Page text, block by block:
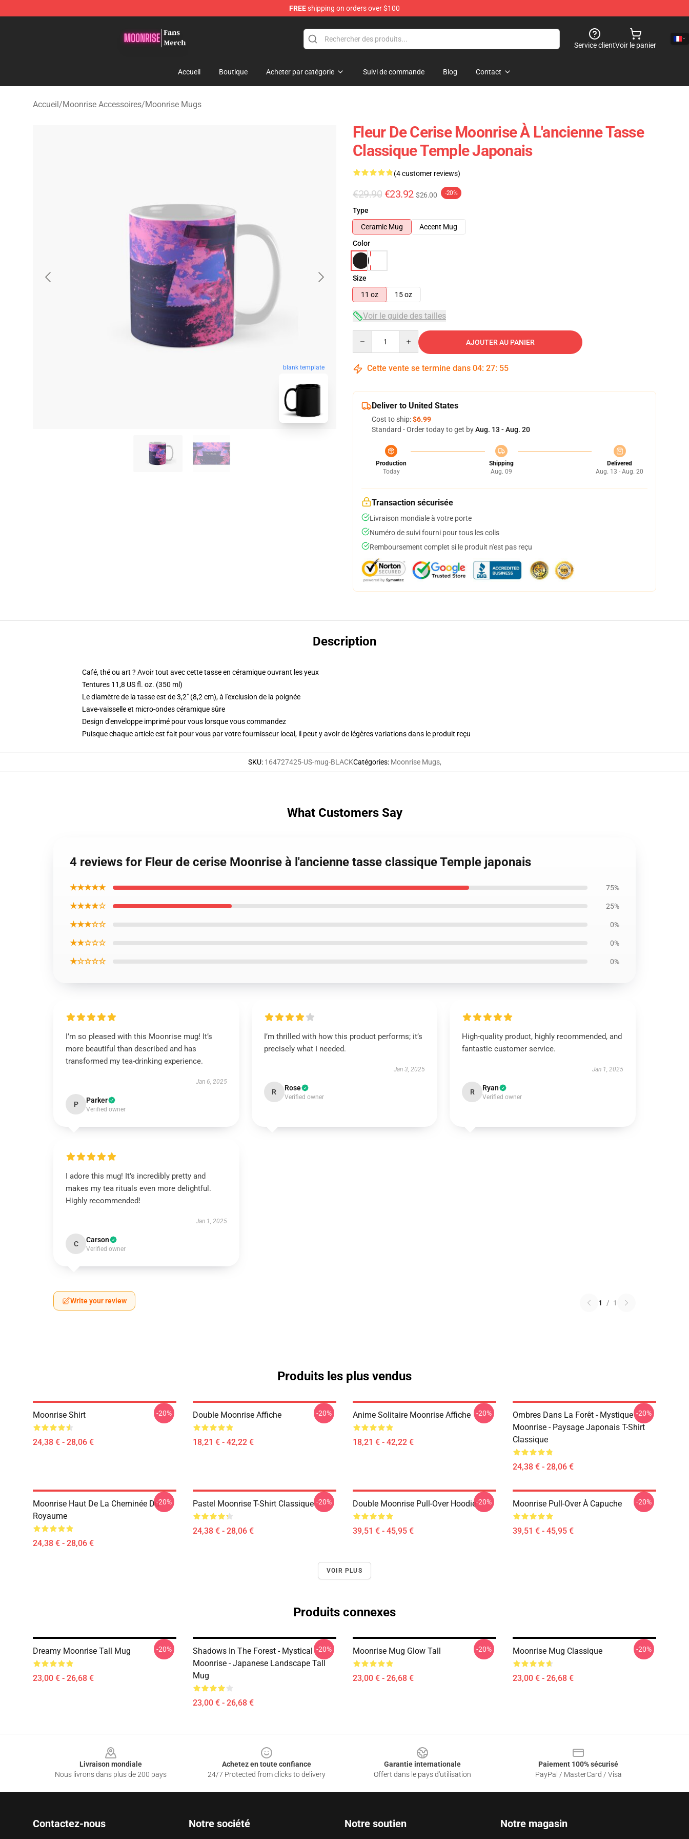
FREEshipping on orders over $100
Service clientVoir le panier
Accueil Boutique Acheter par catégorie Suivi de commande Blog Contact
Accueil/Moonrise Accessoires/Moonrise Mugs
blank template
Fleur De Cerise Moonrise À L'ancienne Tasse
Classique Temple Japonais
(4 customer reviews)
€29.90 €23.92 $26.00 -20%
Type
Ceramic Mug
Accent Mug
Color
Size
11 oz
15 oz
Voir le guide des tailles
AJOUTER AU PANIER
Cette vente se termine dans 04: 27: 54
Deliver to United States
Cost to ship:$6.99
Standard - Order today to get byAug. 13 - Aug. 20
Production
Today
Shipping
Aug. 09
Delivered
Aug. 13 - Aug. 20
Transaction sécurisée
Livraison mondiale à votre porte
Numéro de suivi fourni pour tous les colis
Remboursement complet si le produit n'est pas reçu
Description
Café, thé ou art ? Avoir tout avec cette tasse en céramique ouvrant les yeux
Tentures 11,8 US fl. oz. (350 ml)
Le diamètre de la tasse est de 3,2" (8,2 cm), à l'exclusion de la poignée
Lave-vaisselle et micro-ondes céramique sûre
Design d'enveloppe imprimé pour vous lorsque vous commandez
Puisque chaque article est fait pour vous par votre fournisseur local, il peut y avoir de légères variations dans le produit reçu
SKU: 164727425-US-mug-BLACKCatégories: Moonrise Mugs,
What Customers Say
4 reviews for Fleur de cerise Moonrise à l'ancienne tasse classique Temple japonais
★★★★★ 75%
★★★★☆ 25%
★★★☆☆ 0%
★★☆☆☆ 0%
★☆☆☆☆ 0%
I’m so pleased with this Moonrise mug! It’s
more beautiful than described and has
transformed my tea-drinking experience.
Jan 6, 2025
P Parker
Verified owner
I’m thrilled with how this product performs; it’s
precisely what I needed.
Jan 3, 2025
R Rose
Verified owner
High-quality product, highly recommended, and
fantastic customer service.
Jan 1, 2025
R Ryan
Verified owner
I adore this mug! It’s incredibly pretty and
makes my tea rituals even more delightful.
Highly recommended!
Jan 1, 2025
C Carson
Verified owner
Write your review 1 / 1
Produits les plus vendus
Moonrise Shirt
24,38 € - 28,06 €
-20% Double Moonrise Affiche
18,21 € - 42,22 €
-20% Anime Solitaire Moonrise Affiche
18,21 € - 42,22 €
-20%
Ombres Dans La Forêt - Mystique
Moonrise - Paysage Japonais T-Shirt
Classique
24,38 € - 28,06 €
-20%
Moonrise Haut De La Cheminée Du
Royaume
24,38 € - 28,06 €
-20% Pastel Moonrise T-Shirt Classique
24,38 € - 28,06 €
-20% Double Moonrise Pull-Over Hoodie
39,51 € - 45,95 €
-20% Moonrise Pull-Over À Capuche
39,51 € - 45,95 €
-20%
VOIR PLUS
Produits connexes
Dreamy Moonrise Tall Mug
23,00 € - 26,68 €
-20%
Shadows In The Forest - Mystical
Moonrise - Japanese Landscape Tall
Mug
23,00 € - 26,68 €
-20% Moonrise Mug Glow Tall
23,00 € - 26,68 €
-20% Moonrise Mug Classique
23,00 € - 26,68 €
-20%
Livraison mondiale
Nous livrons dans plus de 200 pays
Achetez en toute confiance
24/7 Protected from clicks to delivery
Garantie internationale
Offert dans le pays d'utilisation
Paiement 100% sécurisé
PayPal / MasterCard / Visa
Contactez-nous Notre société Notre soutien Notre magasin